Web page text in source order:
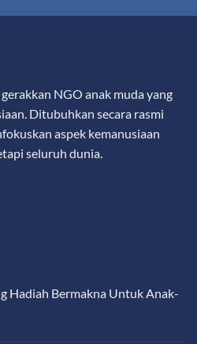
NGO anak muda yang
Ditubuhkan secara rasmi
aspek kemanusiaan
seluruh dunia.
Hadiah Bermakna Untuk Anak-